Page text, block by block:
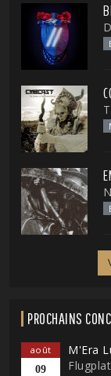
PROCHAINS
août
09
M'Era